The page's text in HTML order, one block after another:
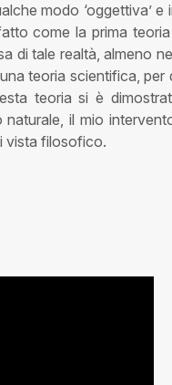
modo ‘oggettiva’ e
come la prima
di tale realtà, almeno
teoria scientifica, per
teoria si è
naturale, il mio
vista filosofico.